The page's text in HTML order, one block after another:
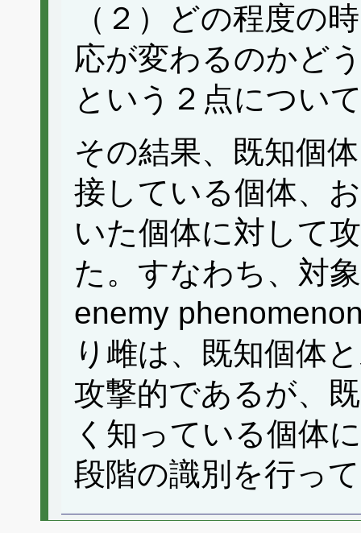
（２）どの程度の
応が変わるのかど
という２点につい
その結果、既知個
接している個体、
いた個体に対して
た。すなわち、対
enemy
り雌は、既知個体
攻撃的であるが、
く知っている個体
段階の識別を行っ